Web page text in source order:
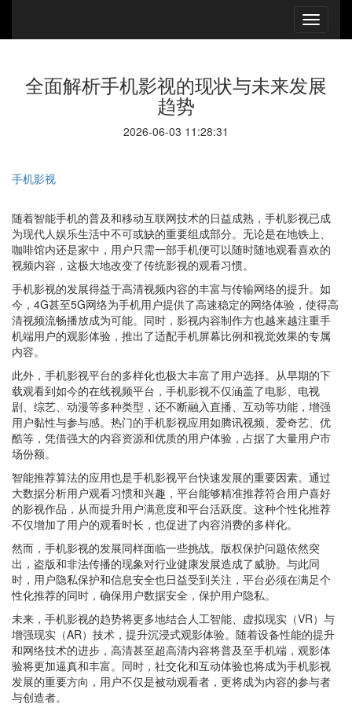
全面解析手机影视的现状与未来发展
趋势
2026-06-03 11:28:31
手机影视
随着智能手机的普及和移动互联网技术的日益成熟，手机影视已成
为现代人娱乐生活中不可或缺的重要组成部分。无论是在地铁上、
咖啡馆内还是家中，用户只需一部手机便可以随时随地观看喜欢的
视频内容，这极大地改变了传统影视的观看习惯。
手机影视的发展得益于高清视频内容的丰富与传输网络的提升。如
今，4G甚至5G网络为手机用户提供了高速稳定的网络体验，使得高
清视频流畅播放成为可能。同时，影视内容制作方也越来越注重手
机端用户的观影体验，推出了适配手机屏幕比例和视觉效果的专属
内容。
此外，手机影视平台的多样化也极大丰富了用户选择。从早期的下
载观看到如今的在线视频平台，手机影视不仅涵盖了电影、电视
剧、综艺、动漫等多种类型，还不断融入直播、互动等功能，增强
用户黏性与参与感。热门的手机影视应用如腾讯视频、爱奇艺、优
酷等，凭借强大的内容资源和优质的用户体验，占据了大量用户市
场份额。
智能推荐算法的应用也是手机影视平台快速发展的重要因素。通过
大数据分析用户观看习惯和兴趣，平台能够精准推荐符合用户喜好
的影视作品，从而提升用户满意度和平台活跃度。这种个性化推荐
不仅增加了用户的观看时长，也促进了内容消费的多样化。
然而，手机影视的发展同样面临一些挑战。版权保护问题依然突
出，盗版和非法传播的现象对行业健康发展造成了威胁。与此同
时，用户隐私保护和信息安全也日益受到关注，平台必须在满足个
性化推荐的同时，确保用户数据安全，保护用户隐私。
未来，手机影视的趋势将更多地结合人工智能、虚拟现实（VR）与
增强现实（AR）技术，提升沉浸式观影体验。随着设备性能的提升
和网络技术的进步，高清甚至超高清内容将普及至手机端，观影体
验将更加逼真和丰富。同时，社交化和互动体验也将成为手机影视
发展的重要方向，用户不仅是被动观看者，更将成为内容的参与者
与创造者。